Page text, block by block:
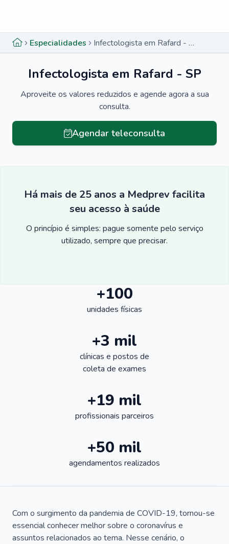
Especialidades Infectologista em Rafard - SP
Infectologista em Rafard - SP
Aproveite os valores reduzidos e agende agora a sua
consulta.
Agendar teleconsulta
Há mais de 25 anos a Medprev facilita
seu acesso à saúde
O princípio é simples: pague somente pelo serviço
utilizado, sempre que precisar.
+100
unidades físicas
+3 mil
clínicas e postos de
coleta de exames
+19 mil
profissionais parceiros
+50 mil
agendamentos realizados
Com o surgimento da pandemia de COVID-19, tornou-se
essencial conhecer melhor sobre o coronavírus e
assuntos relacionados ao tema. Nesse cenário, o